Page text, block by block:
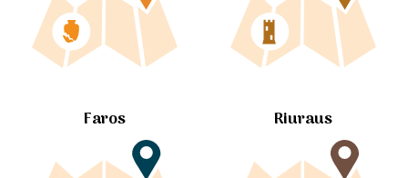
Faros Riuraus